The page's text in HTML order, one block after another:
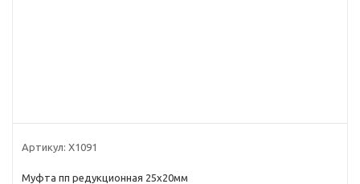
Артикул: Х1091
Муфта пп редукционная 25x20мм